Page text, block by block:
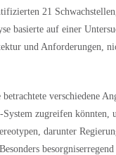
21
basierte auf einer
und Anforderungen,
betrachtete verschiedene
System zugreifen könnten,
darunter